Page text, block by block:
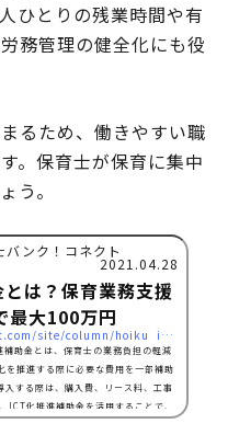
ひとりの残業時間や有
務管理の健全化にも役
るため、働きやすい職
。保育士が保育に集中
う。
ンク！コネクト
2021.04.28
は？保育業務支援
最大100万円
https://kidsna-connect.com/site/column/hoiku_ict/5430
助金とは、保育士の業務負担の軽減
を推進する際に必要な費用を一部補助
する際は、購入費、リース料、工事
ICT化推進補助金を活用することで、